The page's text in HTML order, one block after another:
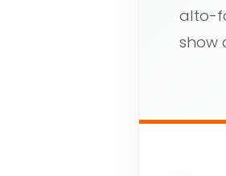
alto-
show